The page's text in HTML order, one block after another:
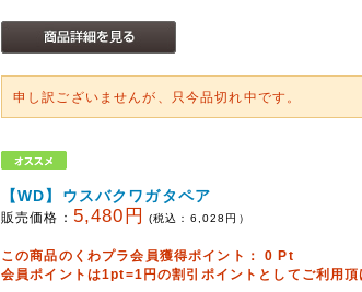
申し訳ございませんが、只今品切れ中です。
【WD】ウスバクワガタペア
販売価格： 5,480円 (税込： 6,028 円）
この商品のくわプラ会員獲得ポイント：0 Pt
会員ポイントは1pt=1円の割引ポイントとしてご利用頂